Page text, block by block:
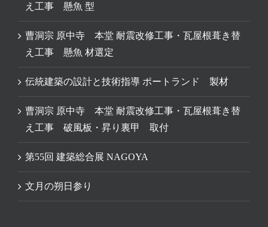
え工事 懸魚 型
曹洞宗 原中寺 本堂 耐震改修工事・瓦屋根葺き替
え工事 懸魚 材選定
伝統建築の設計と技術指導 ポートランド 製材
曹洞宗 原中寺 本堂 耐震改修工事・瓦屋根葺き替
え工事 破風板・昇り裏甲 取付
第55回 建築総合展 NAGOYA
文月の朔日参り